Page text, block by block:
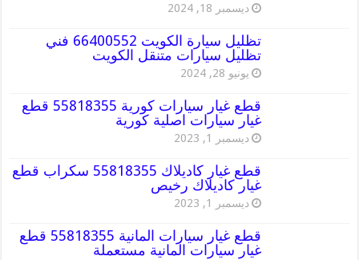
ديسمبر 18, 2024
تظليل سيارة الكويت 66400552 فني
تظليل سيارات متنقل الكويت
يونيو 28, 2024
قطع غيار سيارات كورية 55818355 قطع
غيار سيارات اصلية كورية
ديسمبر 1, 2023
قطع غيار كاديلاك 55818355 سكراب قطع
غيار كاديلاك رخيص
ديسمبر 1, 2023
قطع غيار سيارات المانية 55818355 قطع
غيار سيارات المانية مستعملة